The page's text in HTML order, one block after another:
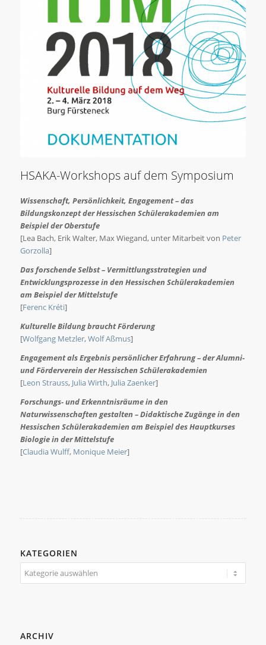
HSAKA-Workshops auf dem Symposium
Wissenschaft, Persönlichkeit, Engagement – das
Bildungskonzept der Hessischen Schülerakademien am
Beispiel der Oberstufe
[Lea Bach, Erik Walter, Max Wiegand, unter Mitarbeit von Peter
Gorzolla]
Das forschende Selbst – Vermittlungsstrategien und
Entwicklungsprozesse in den Hessischen Schülerakademien
am Beispiel der Mittelstufe
[Ferenc Kréti]
Kulturelle Bildung braucht Förderung
[Wolfgang Metzler,Wolf Aßmus]
Engagement als Ergebnis persönlicher Erfahrung – der Alumni-
und Förderverein der Hessischen Schülerakademien
[Leon Strauss, Julia Wirth, Julia Zaenker]
Forschungs- und Erkenntnisräume in den
Naturwissenschaften gestalten – Didaktische Zugänge in den
Hessischen Schülerakademien am Beispiel des Hauptkurses
Biologie in der Mittelstufe
[Claudia Wulff, Monique Meier]
KATEGORIEN
Kategorien
ARCHIV